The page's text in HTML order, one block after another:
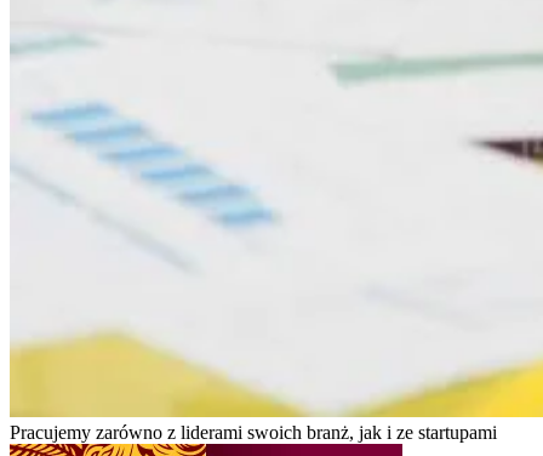
Pracujemy zarówno z liderami swoich branż, jak i ze startupami